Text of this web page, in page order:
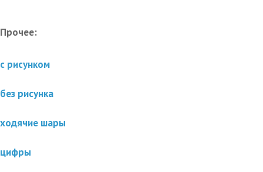
Прочее:
с рисунком
без рисунка
ходячие шары
цифры